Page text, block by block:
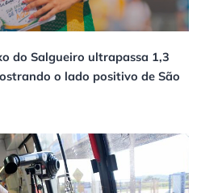
do Salgueiro ultrapassa 1,3
o lado positivo de São